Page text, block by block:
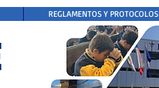
REGLAMENTOS Y PROTOCOLOS